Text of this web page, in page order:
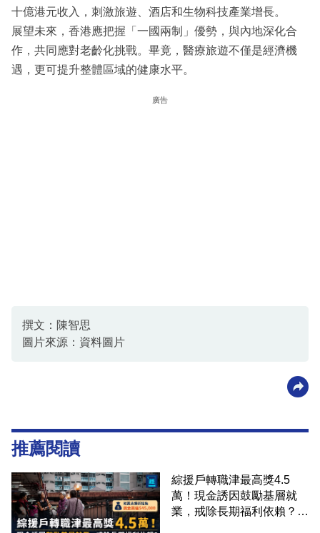
十億港元收入，刺激旅遊、酒店和生物科技產業增長。
展望未來，香港應把握「一國兩制」優勢，與內地深化合
作，共同應對老齡化挑戰。畢竟，醫療旅遊不僅是經濟機
遇，更可提升整體區域的健康水平。
廣告
撰文：陳智思
圖片來源：資料圖片
推薦閱讀
綜援戶轉職津最高獎4.5
萬！現金誘因鼓勵基層就
業，戒除長期福利依賴？鄧